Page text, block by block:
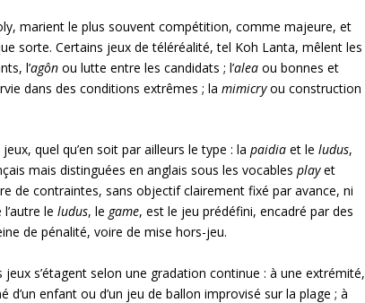
marient le plus souvent compétition, comme majeure, et
sorte. Certains jeux de téléréalité, tel Koh Lanta, mêlent les
l’agôn ou lutte entre les candidats ; l’alea ou bonnes et
dans des conditions extrêmes ; la mimicryou construction
quel qu’en soit par ailleurs le type : lapaidia et leludus,
mais distinguées en anglais sous les vocablesplayet
de contraintes, sans objectif clairement fixé par avance, ni
leludus, le game, est le jeu prédéfini, encadré par des
de pénalité, voire de mise hors-jeu.
s’étagent selon une gradation continue : à une extrémité,
d’un enfant ou d’un jeu de ballon improvisé sur la plage ; à